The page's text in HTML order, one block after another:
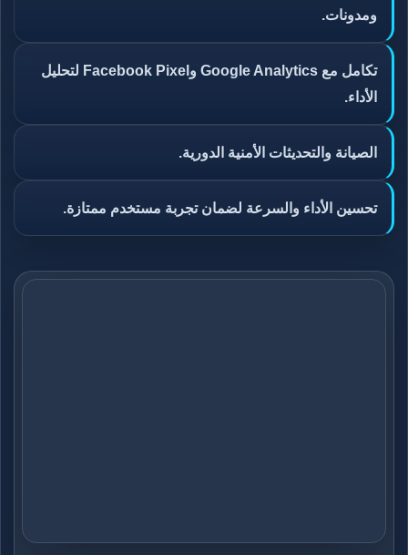
ومدونات.
تكامل مع Google Analytics وFacebook Pixel لتحليل
الأداء.
الصيانة والتحديثات الأمنية الدورية.
تحسين الأداء والسرعة لضمان تجربة مستخدم ممتازة.